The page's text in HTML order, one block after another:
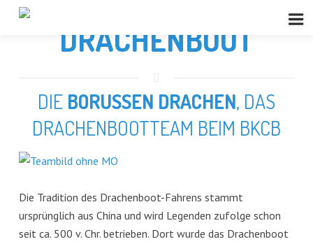
DRACHENBOOT
DIE BORUSSEN DRACHEN, DAS
DRACHENBOOTTEAM BEIM BKCB
Die Tradition des Drachenboot-Fahrens stammt
ursprünglich aus China und wird Legenden zufolge schon
seit ca. 500 v. Chr. betrieben. Dort wurde das Drachenboot